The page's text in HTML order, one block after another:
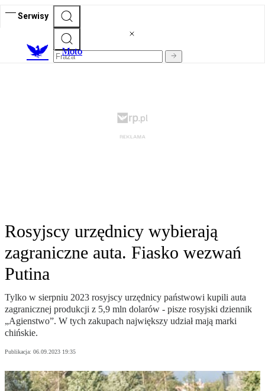
Serwisy
Moto
Rosyjscy urzędnicy wybierają
zagraniczne auta. Fiasko wezwań
Putina
Tylko w sierpniu 2023 rosyjscy urzędnicy państwowi kupili auta
zagranicznej produkcji z 5,9 mln dolarów - pisze rosyjski dziennik
„Agienstwo”. W tych zakupach największy udział mają marki
chińskie.
Publikacja: 06.09.2023 19:35